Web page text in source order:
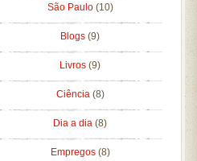
São Paulo (10)
Blogs (9)
Livros (9)
Ciência (8)
Dia a dia (8)
Empregos (8)